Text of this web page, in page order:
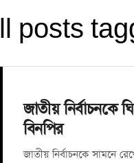
posts
জাতীয় নির্বাচনকে
বিনপির
জাতীয় নির্বাচনকে সামনে